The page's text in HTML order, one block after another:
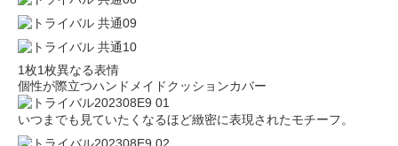
1枚1枚異なる表情
個性が際立つハンドメイドクッションカバー
いつまでも見ていたくなるほど緻密に表現されたモチーフ。